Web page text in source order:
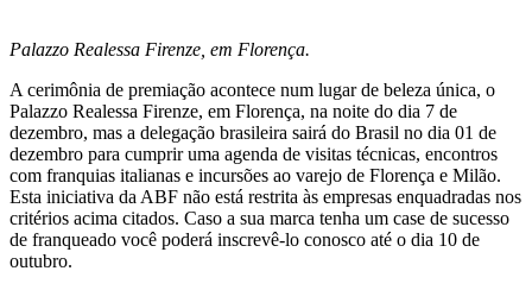
Palazzo Realessa Firenze, em Florença.
A cerimônia de premiação acontece num lugar de beleza única, o
Palazzo Realessa Firenze, em Florença, na noite do dia 7 de
dezembro, mas a delegação brasileira sairá do Brasil no dia 01 de
dezembro para cumprir uma agenda de visitas técnicas, encontros
com franquias italianas e incursões ao varejo de Florença e Milão.
Esta iniciativa da ABF não está restrita às empresas enquadradas nos
critérios acima citados. Caso a sua marca tenha um case de sucesso
de franqueado você poderá inscrevê-lo conosco até o dia 10 de
outubro.